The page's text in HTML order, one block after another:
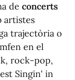
de concerts
artistes
trajectòria o
en el
rock-pop,
Singin' in